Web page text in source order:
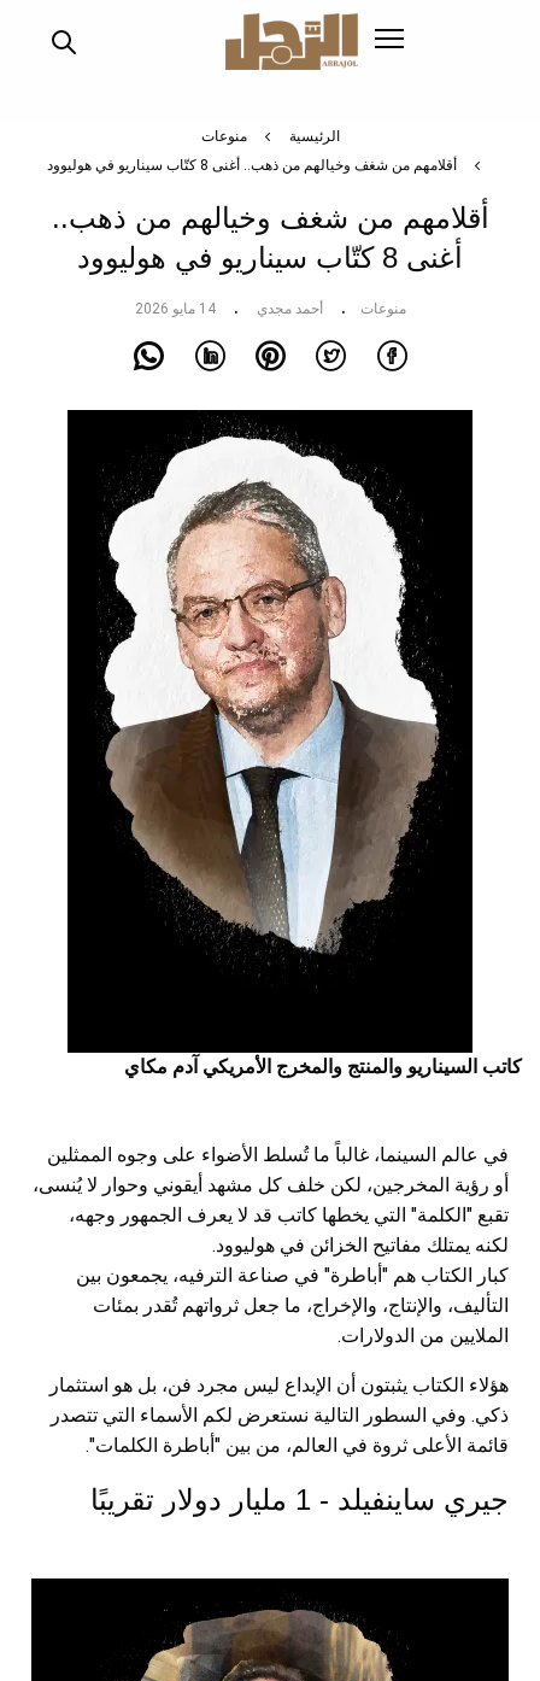
الرئيسية
منوعات
أقلامهم من شغف وخيالهم من ذهب.. أغنى 8 كتّاب سيناريو في هوليوود
أقلامهم من شغف وخيالهم من ذهب..
أغنى 8 كتّاب سيناريو في هوليوود
منوعات أحمد مجدي 14 مايو 2026
كاتب السيناريو والمنتج والمخرج الأمريكي آدم مكاي
في عالم السينما، غالباً ما تُسلط الأضواء على وجوه الممثلين
أو رؤية المخرجين، لكن خلف كل مشهد أيقوني وحوار لا يُنسى،
تقبع "الكلمة" التي يخطها كاتب قد لا يعرف الجمهور وجهه،
لكنه يمتلك مفاتيح الخزائن في هوليوود.
كبار الكتاب هم "أباطرة" في صناعة الترفيه، يجمعون بين
التأليف، والإنتاج، والإخراج، ما جعل ثرواتهم تُقدر بمئات
الملايين من الدولارات.
هؤلاء الكتاب يثبتون أن الإبداع ليس مجرد فن، بل هو استثمار
ذكي. وفي السطور التالية نستعرض لكم الأسماء التي تتصدر
قائمة الأعلى ثروة في العالم، من بين "أباطرة الكلمات".
جيري ساينفيلد - 1 مليار دولار تقريبًا